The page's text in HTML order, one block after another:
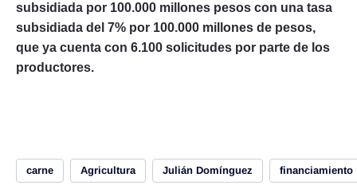
subsidiada por 100.000 millones pesos con una tasa
subsidiada del 7% por 100.000 millones de pesos,
que ya cuenta con 6.100 solicitudes por parte de los
productores.
carne Agricultura Julián Domínguez financiamiento